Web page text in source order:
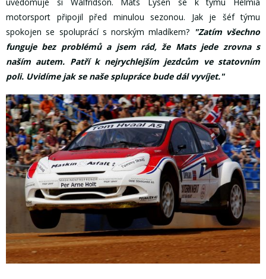
motorsport připojil před minulou sezonou. Jak je šéf týmu
spokojen se spoluprácí s norským mladíkem? "Zatím všechno
funguje bez problémů a jsem rád, že Mats jede zrovna s
naším autem. Patří k nejrychlejším jezdcům ve statovním
poli. Uvidíme jak se naše splupráce bude dál vyvíjet."